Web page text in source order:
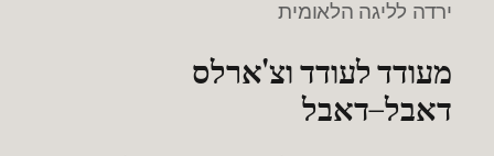
ירדה לליגה הלאומית
מעודד לעודד וצ'ארלס
דאבל–דאבל